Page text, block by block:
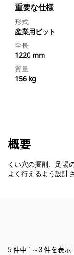
重要な仕様
形式
産業用ビット
全長
1220 mm
質量
156 kg
概要
くい穴の掘削、足場
よく行えるよう設計
5 件中 1～3 件を表示